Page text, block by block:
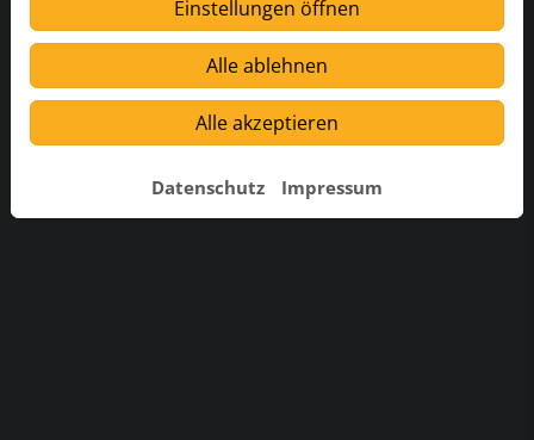
Einstellungen öffnen
Alle ablehnen
Alle akzeptieren
Datenschutz Impressum